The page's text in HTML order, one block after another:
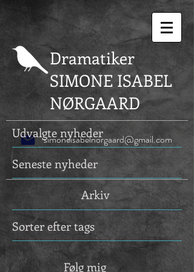
Dramatiker
SIMONE ISABEL
NØRGAARD
simoneisabelnorgaard@gmail.com
Udvalgte nyheder
Seneste nyheder
Arkiv
Sorter efter tags
Følg mig